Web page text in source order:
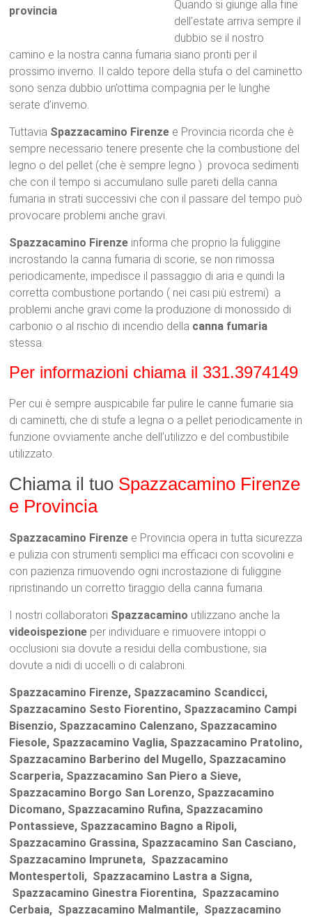
Quando si giunge alla fine
dell’estate arriva sempre il
dubbio se il nostro
camino e la nostra canna fumaria siano pronti per il
prossimo inverno. Il caldo tepore della stufa o del caminetto
sono senza dubbio un’ottima compagnia per le lunghe
serate d’inverno.
Tuttavia Spazzacamino Firenze e Provincia ricorda che è
sempre necessario tenere presente che la combustione del
legno o del pellet (che è sempre legno ) provoca sedimenti
che con il tempo si accumulano sulle pareti della canna
fumaria in strati successivi che con il passare del tempo può
provocare problemi anche gravi.
Spazzacamino Firenze informa che proprio la fuliggine
incrostando la canna fumaria di scorie, se non rimossa
periodicamente, impedisce il passaggio di aria e quindi la
corretta combustione portando ( nei casi più estremi) a
problemi anche gravi come la produzione di monossido di
carbonio o al rischio di incendio della canna fumaria
stessa.
Per informazioni chiama il 331.3974149
Per cui è sempre auspicabile far pulire le canne fumarie sia
di caminetti, che di stufe a legna o a pellet periodicamente in
funzione ovviamente anche dell’utilizzo e del combustibile
utilizzato.
Chiama il tuo Spazzacamino Firenze
e Provincia
Spazzacamino Firenze e Provincia opera in tutta sicurezza
e pulizia con strumenti semplici ma efficaci con scovolini e
con pazienza rimuovendo ogni incrostazione di fuliggine
ripristinando un corretto tiraggio della canna fumaria.
I nostri collaboratori Spazzacamino utilizzano anche la
videoispezione per individuare e rimuovere intoppi o
occlusioni sia dovute a residui della combustione, sia
dovute a nidi di uccelli o di calabroni.
Spazzacamino Firenze, Spazzacamino Scandicci,
Spazzacamino Sesto Fiorentino, Spazzacamino Campi
Bisenzio, Spazzacamino Calenzano, Spazzacamino
Fiesole, Spazzacamino Vaglia, Spazzacamino Pratolino,
Spazzacamino Barberino del Mugello, Spazzacamino
Scarperia, Spazzacamino San Piero a Sieve,
Spazzacamino Borgo San Lorenzo, Spazzacamino
Dicomano, Spazzacamino Rufina, Spazzacamino
Pontassieve, Spazzacamino Bagno a Ripoli,
Spazzacamino Grassina, Spazzacamino San Casciano,
Spazzacamino Impruneta, Spazzacamino
Montespertoli, Spazzacamino Lastra a Signa,
Spazzacamino Ginestra Fiorentina, Spazzacamino
Cerbaia, Spazzacamino Malmantile, Spazzacamino